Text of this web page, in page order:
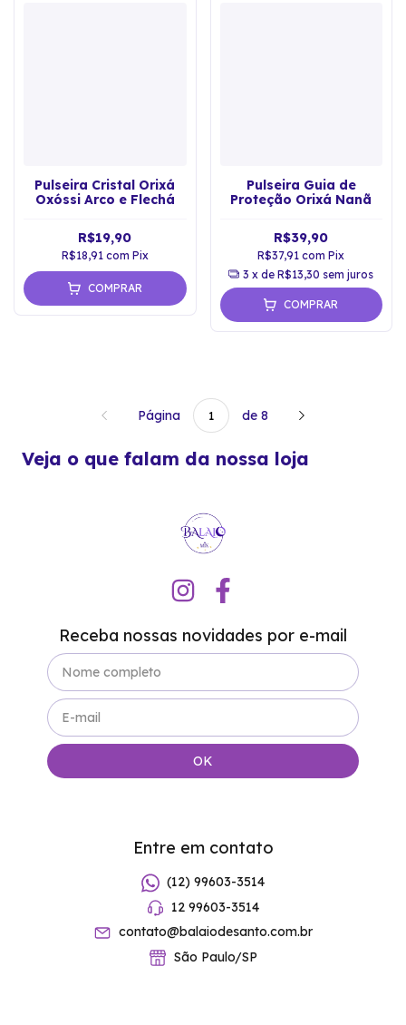
Pulseira Cristal Orixá
Oxóssi Arco e Flechá
R$19,90
R$18,91 com Pix
COMPRAR
Pulseira Guia de
Proteção Orixá Nanã
R$39,90
R$37,91com Pix
3 x deR$13,30 sem juros
COMPRAR
Página de 8
Veja o que falam da nossa loja
Receba nossas novidades por e-mail
Entre em contato
(12) 99603-3514
12 99603-3514
contato@balaiodesanto.com.br
São Paulo/SP